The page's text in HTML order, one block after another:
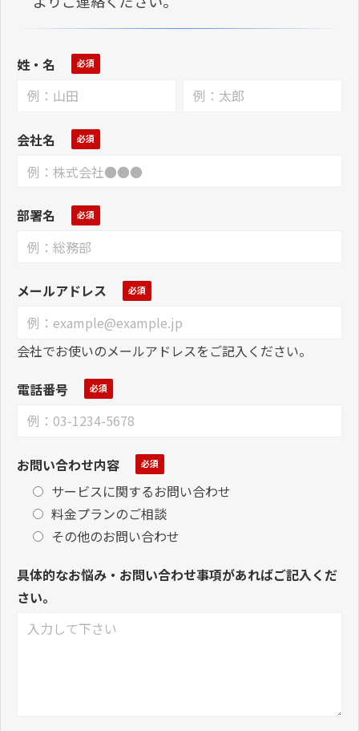
姓・名
会社名
部署名
メールアドレス
会社でお使いのメールアドレスをご記入ください。
電話番号
お問い合わせ内容
サービスに関するお問い合わせ
料金プランのご相談
その他のお問い合わせ
具体的なお悩み・お問い合わせ事項があればご記入くだ
さい。